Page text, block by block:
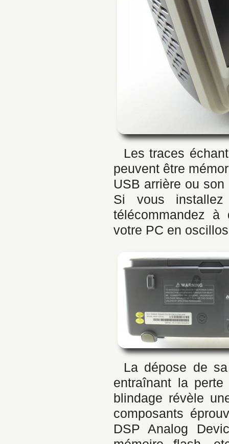
Les traces
peuvent être
USB arrière ou
Si vous
télécommandez à
votre PC en
La dépose de
entraînant la
blindage révèle
composants
DSP Analog